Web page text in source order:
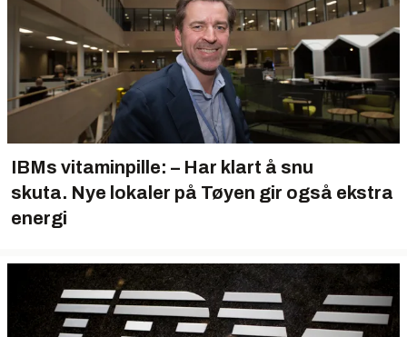
IBMs vitaminpille: – Har klart å snu
skuta. Nye lokaler på Tøyen gir også ekstra
energi